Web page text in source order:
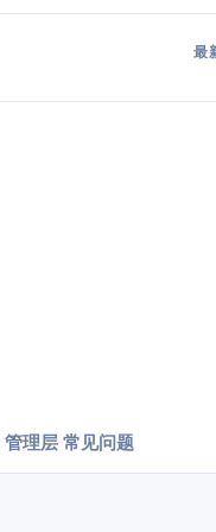
最
管理层 常见问题